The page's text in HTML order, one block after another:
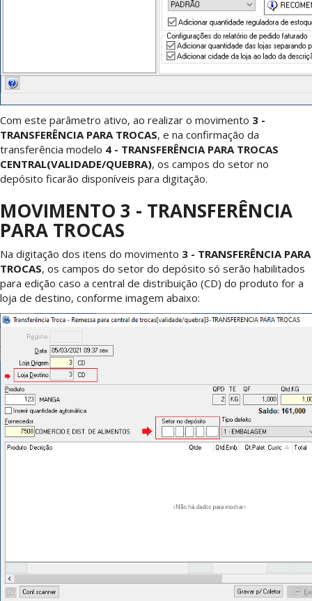
Com este parâmetro ativo, ao realizar o movimento 3 -
TRANSFERÊNCIA PARA TROCAS, e na confirmação da
transferência modelo 4 - TRANSFERÊNCIA PARA TROCAS
CENTRAL(VALIDADE/QUEBRA), os campos do setor no
depósito ficarão disponíveis para digitação.
MOVIMENTO 3 - TRANSFERÊNCIA
PARA TROCAS
Na digitação dos itens do movimento 3 - TRANSFERÊNCIA PARA
TROCAS, os campos do setor do depósito só serão habilitados
para edição caso a central de distribuição (CD) do produto for a
loja de destino, conforme imagem abaixo: